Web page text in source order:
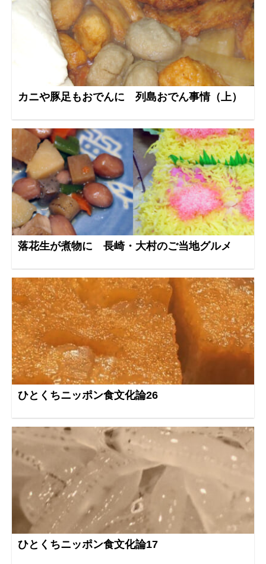
カニや豚足もおでんに 列島おでん事情（上）
落花生が煮物に 長崎・大村のご当地グルメ
ひとくちニッポン食文化論26
ひとくちニッポン食文化論17